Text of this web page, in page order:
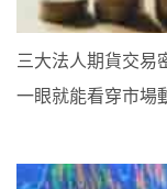
三大法人期貨交易
一眼就能看穿市場